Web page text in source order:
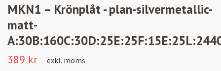
MKN1 – Krönplåt - plan-silvermetallic-
matt-
389 kr
exkl. moms